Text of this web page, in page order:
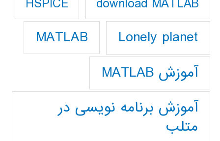
download MATLAB
HSPICE
Lonely planet
MATLAB
آموزش MATLAB
آموزش برنامه نویسی در
متلب